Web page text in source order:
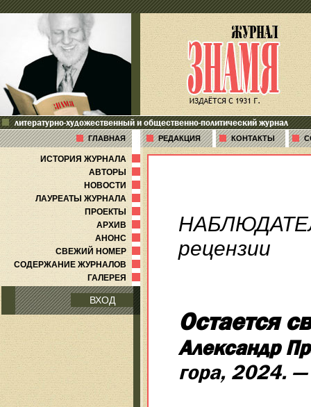
литературно-художественный и общественно-политический журнал
ГЛАВНАЯ РЕДАКЦИЯ КОНТАКТЫ
ИСТОРИЯ ЖУРНАЛА
АВТОРЫ
НОВОСТИ
ЛАУРЕАТЫ ЖУРНАЛА
ПРОЕКТЫ
АРХИВ
АНОНС
СВЕЖИЙ НОМЕР
СОДЕРЖАНИЕ ЖУРНАЛОВ
ГАЛЕРЕЯ
ВХОД
рецензии
Остается
Александр
гора, 2024. —